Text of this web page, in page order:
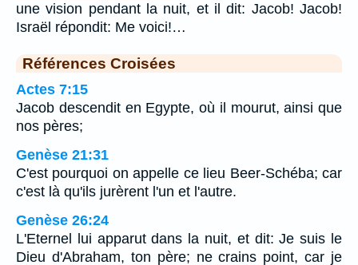
une vision pendant la nuit, et il dit: Jacob! Jacob!
Israël répondit: Me voici!…
Références Croisées
Actes 7:15
Jacob descendit en Egypte, où il mourut, ainsi que
nos pères;
Genèse 21:31
C'est pourquoi on appelle ce lieu Beer-Schéba; car
c'est là qu'ils jurèrent l'un et l'autre.
Genèse 26:24
L'Eternel lui apparut dans la nuit, et dit: Je suis le
Dieu d'Abraham, ton père; ne crains point, car je